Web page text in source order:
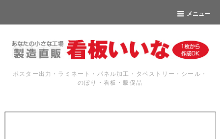
メニュー
ポスター出力・ラミネート・パネル加工・タペストリー・シール・
のぼり・看板・販促品